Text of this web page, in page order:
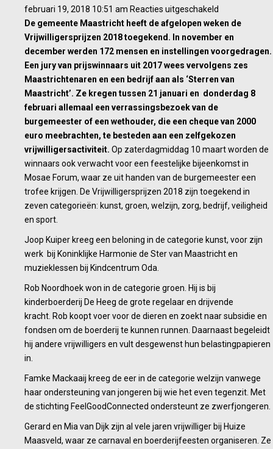
februari 19, 2018 10:51 am Reacties uitgeschakeld
Winnaars
Maastrichtse
2018
bekend
De gemeente Maastricht heeft de afgelopen weken de
Vrijwilligersprijzen 2018 toegekend. In november en
december werden 172 mensen en instellingen voorgedragen.
Een jury van prijswinnaars uit 2017 wees vervolgens zes
Maastrichtenaren en een bedrijf aan als ‘Sterren van
Maastricht’. Ze kregen tussen 21 januari en donderdag 8
februari allemaal een verrassingsbezoek van de
burgemeester of een wethouder, die een cheque van 2000
euro meebrachten, te besteden aan een zelfgekozen
vrijwilligersactiviteit. Op zaterdagmiddag 10 maart worden de
winnaars ook verwacht voor een feestelijke bijeenkomst in
Mosae Forum, waar ze uit handen van de burgemeester een
trofee krijgen. De Vrijwilligersprijzen 2018 zijn toegekend in
zeven categorieën: kunst, groen, welzijn, zorg, bedrijf, veiligheid
en sport.
Joop Kuiper kreeg een beloning in de categorie kunst, voor zijn
werk bij Koninklijke Harmonie de Ster van Maastricht en
muzieklessen bij Kindcentrum Oda.
Rob Noordhoek won in de categorie groen. Hij is bij
kinderboerderij De Heeg de grote regelaar en drijvende
kracht. Rob koopt voer voor de dieren en zoekt naar subsidie en
fondsen om de boerderij te kunnen runnen. Daarnaast begeleidt
hij andere vrijwilligers en vult desgewenst hun belastingpapieren
in.
Famke Mackaaij kreeg de eer in de categorie welzijn vanwege
haar ondersteuning van jongeren bij wie het even tegenzit. Met
de stichting FeelGoodConnected ondersteunt ze zwerfjongeren.
Gerard en Mia van Dijk zijn al vele jaren vrijwilliger bij Huize
Maasveld, waar ze carnaval en boerderijfeesten organiseren. Ze